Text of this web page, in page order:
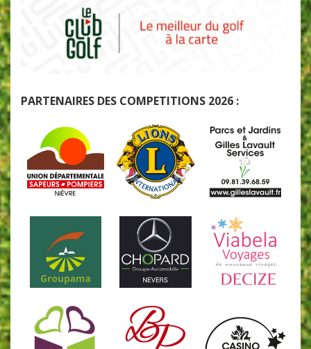
PARTENAIRES DES COMPETITIONS 2026 :